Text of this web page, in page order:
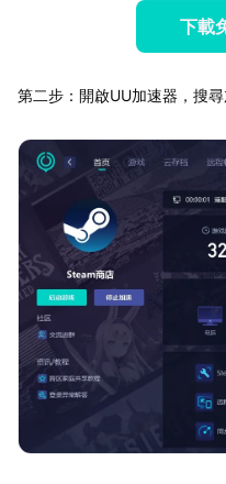
下載
第二步：開啟UU加速器，搜